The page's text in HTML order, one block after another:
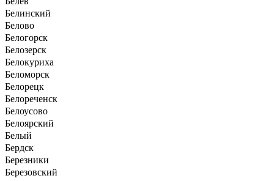
Белинский
Белово
Белогорск
Белозерск
Белокуриха
Беломорск
Белорецк
Белореченск
Белоусово
Белоярский
Белый
Бердск
Березники
Березовский